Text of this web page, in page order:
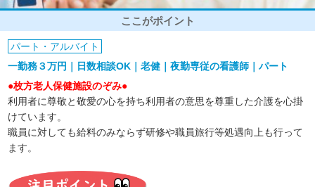
ここがポイント
パート・アルバイト
一勤務３万円｜日数相談OK｜老健｜夜勤専従の看護師｜パート
●枚方老人保健施設のぞみ●
利用者に尊敬と敬愛の心を持ち利用者の意思を尊重した介護を心掛
けています。
職員に対しても給料のみならず研修や職員旅行等処遇向上も行って
ます。